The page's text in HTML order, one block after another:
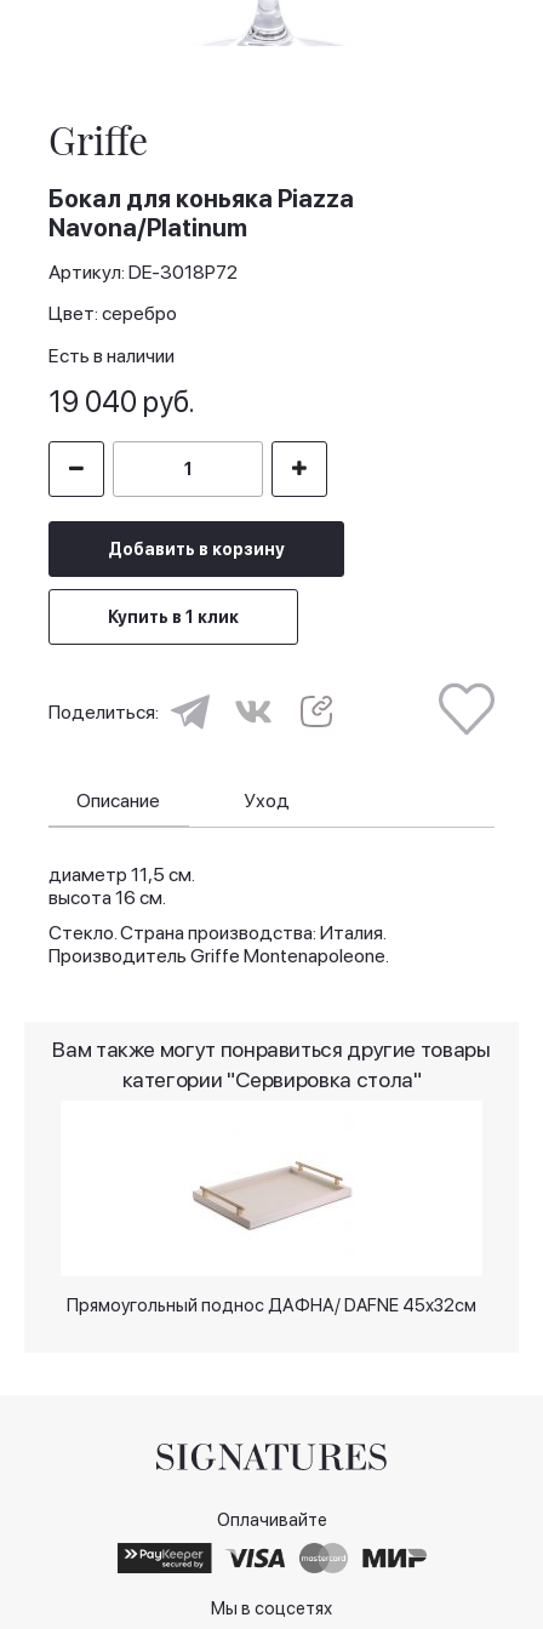
beginning
of
the
images
gallery
Griffe
Бокал для коньяка Piazza
Navona/Platinum
Артикул: DE-3018P72
Цвет: серебро
Есть в наличии
19 040 руб.
Добавить в корзину
Купить в 1 клик
Поделиться:
Описание
диаметр 11,5 см.
высота 16 см.
Стекло. Страна производства: Италия.
Производитель Griffe Montenapoleone.
Уход
Вам также могут понравиться другие товары
категории "Сервировка стола"
Прямоугольный поднос ДАФНА/ DAFNE 45х32см
Оплачивайте
Мы в соцсетях